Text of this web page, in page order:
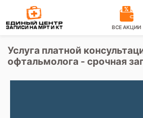
ВСЕ АКЦИИ
Услуга платной
офтальмолога - срочная